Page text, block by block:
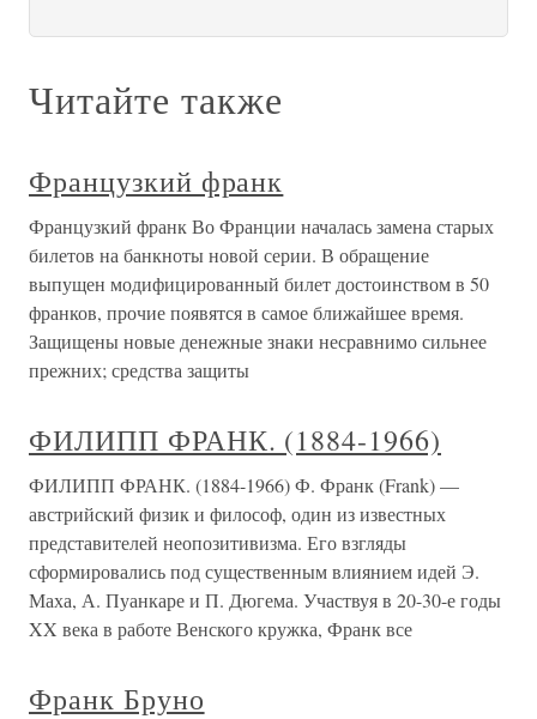
Читайте также
Французкий франк
Французкий франк Во Франции началась замена старых
билетов на банкноты новой серии. В обращение
выпущен модифицированный билет достоинством в 50
франков, прочие появятся в самое ближайшее время.
Защищены новые денежные знаки несравнимо сильнее
прежних; средства защиты
ФИЛИПП ФРАНК. (1884-1966)
ФИЛИПП ФРАНК. (1884-1966) Ф. Франк (Frank) —
австрийский физик и философ, один из известных
представителей неопозитивизма. Его взгляды
сформировались под существенным влиянием идей Э.
Маха, А. Пуанкаре и П. Дюгема. Участвуя в 20-30-е годы
XX века в работе Венского кружка, Франк все
Франк Бруно